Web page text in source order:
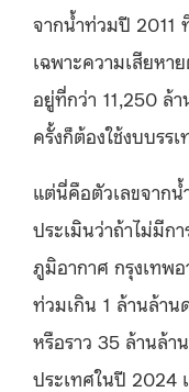
จากน้ำท่วมปี 2011
เฉพาะความเสียหา
อยู่ที่กว่า 11,250 ล้
ครั้งก็ต้องใช้งบบรร
แต่นี่คือตัวเลขจาก
ประเมินว่าถ้าไม่มี
ภูมิอากาศ กรุงเทพ
ท่วมเกิน 1 ล้านล้า
หรือราว 35 ล้านล้า
ประเทศในปี 2024